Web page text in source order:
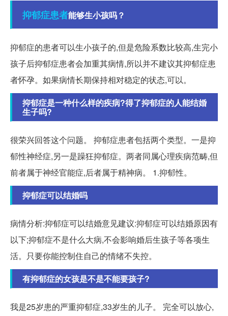
抑郁症患者能够生小孩吗？
抑郁症的患者可以生小孩子的,但是危险系数比较高,生完小
孩子后抑郁症患者会加重其病情,所以并不建议其抑郁症患
者怀孕。如果病情长期保持相对稳定的状态,可以。
抑郁症是一种什么样的疾病?得了抑郁症的人能结婚
生子吗?
很荣兴回答这个问题。 抑郁症患者包括两个类型。一是抑
郁性神经症,另一是躁狂抑郁症。两者同属心理疾病范畴,但
前者属于神经官能症,后者属于精神病。 1.抑郁性。
抑郁症可以结婚吗
病情分析:抑郁症可以结婚意见建议:抑郁症可以结婚原因有
以下;抑郁症不是什么大病,不会影响婚后生孩子等各项生
活。只要你能控制住自己的情绪不失控。
有抑郁症的女孩是不是不能要孩子?
我是25岁患的严重抑郁症,33岁生的儿子。 完全可以放心,